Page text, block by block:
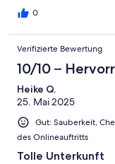
freundlich und
ist einfach ideal!
der Tür und bieten
erkunden. Auch für
Unterkunft bestens
der Nähe, der eine
erreichbar, sodass
kann, was man
auf dem Gelände –
mit dem Auto
0
Verifizierte Bewertung
10/10 –
Heike Q.
25. Mai 2025
Gut: Sauberkeit,
des Onlineauftritts
Tolle Unterkunft